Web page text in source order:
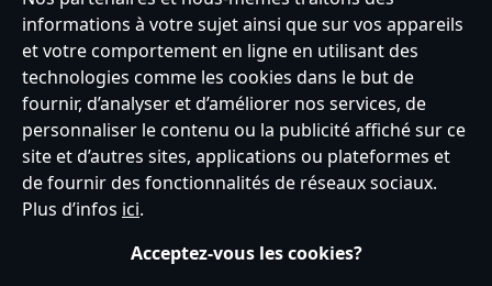
France
Service clients Conditions d’utilisation
Trouver un magasin
Plan du site
Règles de respect de la vie privée
Politique de cookies
Notice relative à la confidentialité
Conditions générales de vente
informations à votre sujet ainsi que sur vos appareils
et votre comportement en ligne en utilisant des
technologies comme les cookies dans le but de
fournir, d’analyser et d’améliorer nos services, de
personnaliser le contenu ou la publicité affiché sur ce
site et d’autres sites, applications ou plateformes et
de fournir des fonctionnalités de réseaux sociaux.
Plus d’infos ici.
Acceptez-vous les cookies?